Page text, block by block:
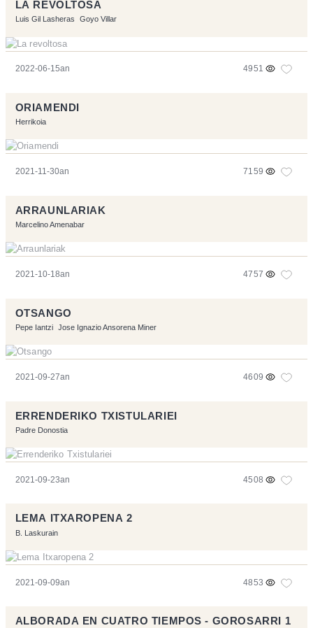
LA REVOLTOSA
Luis Gil Lasheras Goyo Villar
2022-06-15an 4951
ORIAMENDI
Herrikoia
2021-11-30an 7159
ARRAUNLARIAK
Marcelino Amenabar
2021-10-18an 4757
OTSANGO
Pepe Iantzi Jose Ignazio Ansorena Miner
2021-09-27an 4609
ERRENDERIKO TXISTULARIEI
Padre Donostia
2021-09-23an 4508
LEMA ITXAROPENA 2
B. Laskurain
2021-09-09an 4853
ALBORADA EN CUATRO TIEMPOS - GOROSARRI 1